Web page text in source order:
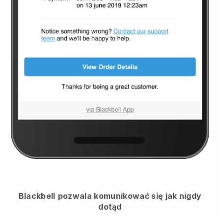
Blackbell pozwala komunikować się jak nigdy
dotąd